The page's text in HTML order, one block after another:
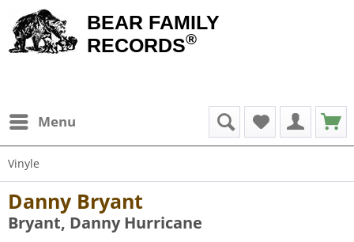
BEAR FAMILY
RECORDS®
Menu
Vinyle
Danny Bryant
Bryant, Danny Hurricane